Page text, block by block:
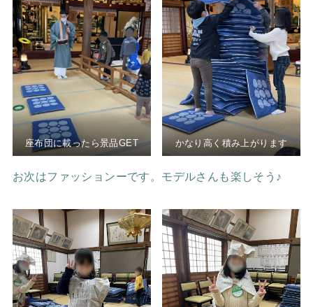
座布団に載ったら景品GET かなり高く積み上がります
お次はファッションーです。モデルさんも楽しそう♪